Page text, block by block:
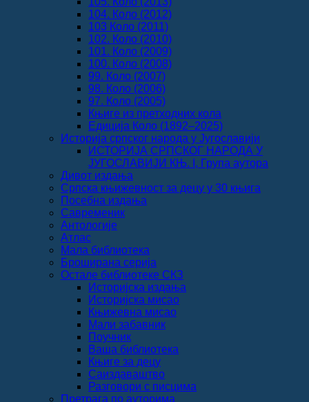
104. Коло (2012)
103 Коло (2011)
102. Коло (2010)
101. Коло (2009)
100. Коло (2008)
99. Коло (2007)
98. Коло (2006)
97. Коло (2005)
Књиге из претходних кола
Едиција Коло (1892‒2025)
Историја српског народа у Југославији
ИСТОРИЈА СРПСКОГ НАРОДА У
ЈУГОСЛАВИЈИ КЊ. I, Група аутора
Дивот издања
Српска књижевност за децу у 30 књига
Посебна издања
Савременик
Антологије
Атлас
Мала библиотека
Броширана серија
Остале библиотеке СКЗ
Историјска издања
Историјска мисао
Књижевна мисао
Мали забавник
Поучник
Ваша библиотека
Књиге за децу
Саиздаваштво
Разговори с писцима
Претрага по ауторима